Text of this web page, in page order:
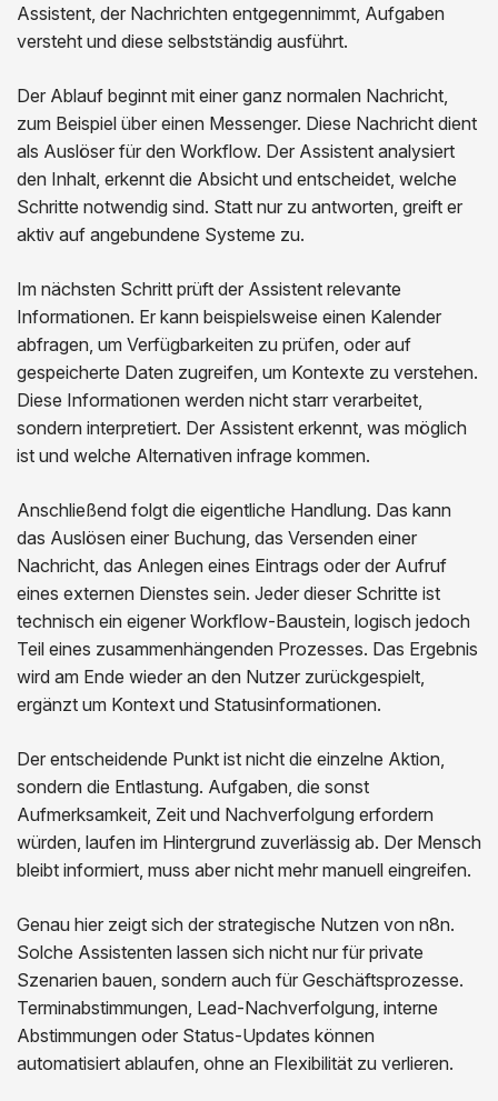
Assistent, der Nachrichten entgegennimmt, Aufgaben
versteht und diese selbstständig ausführt.
Der Ablauf beginnt mit einer ganz normalen Nachricht,
zum Beispiel über einen Messenger. Diese Nachricht dient
als Auslöser für den Workflow. Der Assistent analysiert
den Inhalt, erkennt die Absicht und entscheidet, welche
Schritte notwendig sind. Statt nur zu antworten, greift er
aktiv auf angebundene Systeme zu.
Im nächsten Schritt prüft der Assistent relevante
Informationen. Er kann beispielsweise einen Kalender
abfragen, um Verfügbarkeiten zu prüfen, oder auf
gespeicherte Daten zugreifen, um Kontexte zu verstehen.
Diese Informationen werden nicht starr verarbeitet,
sondern interpretiert. Der Assistent erkennt, was möglich
ist und welche Alternativen infrage kommen.
Anschließend folgt die eigentliche Handlung. Das kann
das Auslösen einer Buchung, das Versenden einer
Nachricht, das Anlegen eines Eintrags oder der Aufruf
eines externen Dienstes sein. Jeder dieser Schritte ist
technisch ein eigener Workflow-Baustein, logisch jedoch
Teil eines zusammenhängenden Prozesses. Das Ergebnis
wird am Ende wieder an den Nutzer zurückgespielt,
ergänzt um Kontext und Statusinformationen.
Der entscheidende Punkt ist nicht die einzelne Aktion,
sondern die Entlastung. Aufgaben, die sonst
Aufmerksamkeit, Zeit und Nachverfolgung erfordern
würden, laufen im Hintergrund zuverlässig ab. Der Mensch
bleibt informiert, muss aber nicht mehr manuell eingreifen.
Genau hier zeigt sich der strategische Nutzen von n8n.
Solche Assistenten lassen sich nicht nur für private
Szenarien bauen, sondern auch für Geschäftsprozesse.
Terminabstimmungen, Lead-Nachverfolgung, interne
Abstimmungen oder Status-Updates können
automatisiert ablaufen, ohne an Flexibilität zu verlieren.